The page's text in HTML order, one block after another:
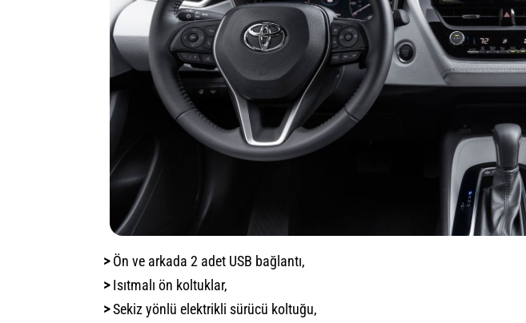
>Ön ve arkada 2 adet USB bağlantı,
>Isıtmalı ön koltuklar,
>Sekiz yönlü elektrikli sürücü koltuğu,